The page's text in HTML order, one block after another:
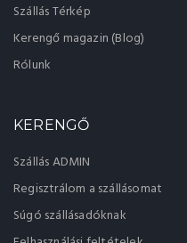
Szállás Térkép
Kerengő magazin (Blog)
Rólunk
KERENGŐ
Szállás ADMIN
Regisztrálom a szállásomat
Súgó szállásadóknak